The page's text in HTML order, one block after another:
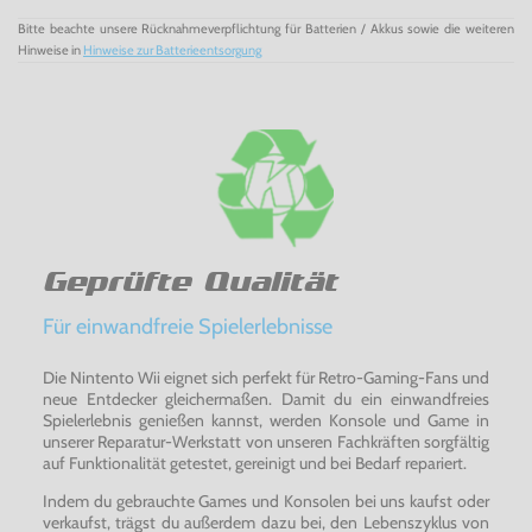
wertvolle Ressourcen eisern im Griff zu halten.
spannende Expeditionen zu einzigartigen und
Orten in den USA, einschließlich Sumpfgebieten, Canyons
Spezialisten schließen sich den Überlebenden an und
helfen
ihnen, Waffen und Fahrzeuge herzustellen, Helfer
auszubilden und von den acht Basen aus auf Expeditionen
gehen.
Bitte beachte unsere Rücknahmeverpflichtung für Batterien / Akkus sowie die weiteren
Hinweise in Hinweise zur Batterieentsorgung
Geprüfte Qualität
Für einwandfreie Spielerlebnisse
Die Nintento Wii eignet sich perfekt für Retro-Gaming-Fans und
neue Entdecker gleichermaßen. Damit du ein einwandfreies
Spielerlebnis genießen kannst, werden Konsole und Game in
unserer Reparatur-Werkstatt von unseren Fachkräften sorgfältig
auf Funktionalität getestet, gereinigt und bei Bedarf repariert.
Indem du gebrauchte Games und Konsolen bei uns kaufst oder
verkaufst, trägst du außerdem dazu bei, den Lebenszyklus von